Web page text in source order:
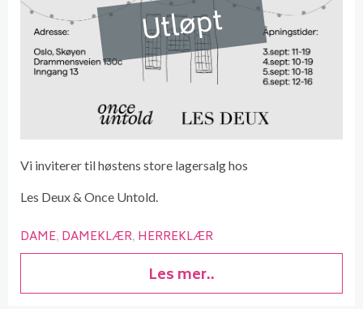
Utløpt
Vi inviterer til høstens store lagersalg hos
Les Deux & Once Untold.
DAME DAMEKLÆR HERREKLÆR
Les mer..